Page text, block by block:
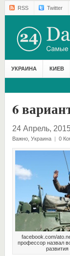
RSS Twitter
УКРАИНА КИЕВ
6
24 Апрель,
Важно, Украина | 0
facebook.com/
профессор назвал